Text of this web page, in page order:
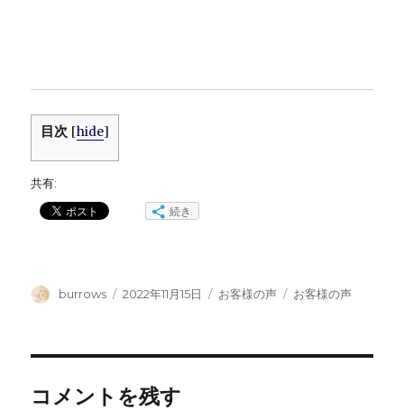
目次 [hide]
共有:
続き
投
burrows
投
2022年11月15日
カ
お客様の声
タ
お客様の声
コメントを残す